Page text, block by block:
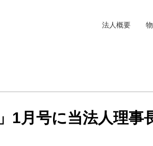
法人概要
1月号に当法人理事